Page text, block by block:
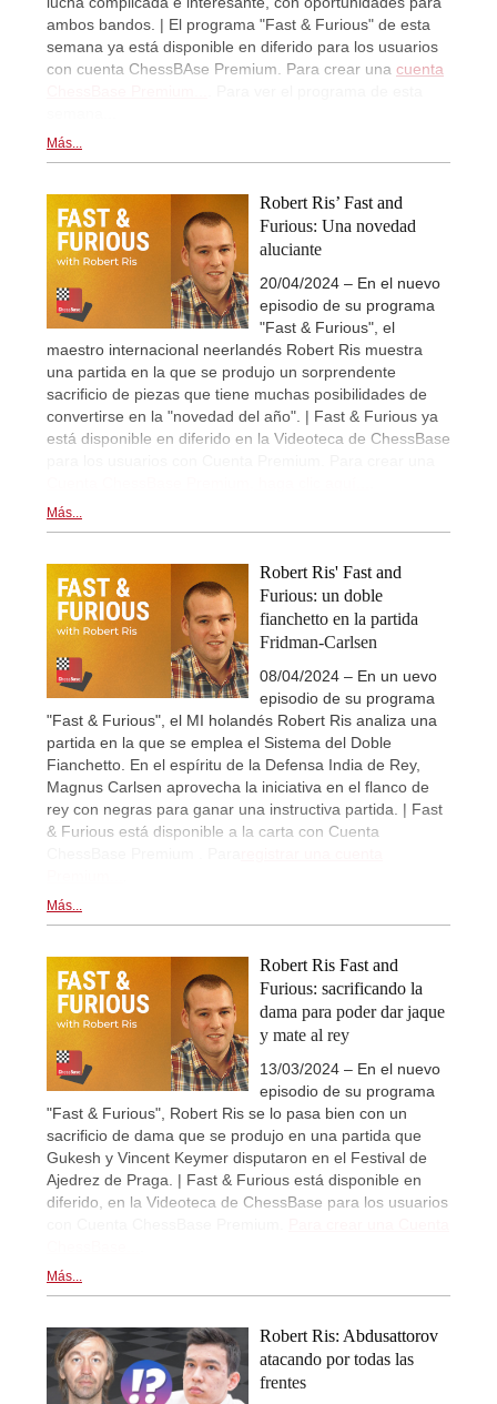
ambos bandos. | El programa "Fast & Furious" de esta
semana ya está disponible en diferido para los usuarios
con cuenta ChessBAse Premium. Para crear una cuenta
Más...
Robert Ris’ Fast and
Furious: Una novedad
aluciante
20/04/2024 – En el nuevo
episodio de su programa
"Fast & Furious", el
maestro internacional neerlandés Robert Ris muestra
una partida en la que se produjo un sorprendente
sacrificio de piezas que tiene muchas posibilidades de
convertirse en la "novedad del año". | Fast & Furious ya
está disponible en diferido en la Videoteca de ChessBase
Más...
Robert Ris' Fast and
Furious: un doble
fianchetto en la partida
Fridman-Carlsen
08/04/2024 – En un uevo
episodio de su programa
"Fast & Furious", el MI holandés Robert Ris analiza una
partida en la que se emplea el Sistema del Doble
Fianchetto. En el espíritu de la Defensa India de Rey,
Magnus Carlsen aprovecha la iniciativa en el flanco de
rey con negras para ganar una instructiva partida. | Fast
& Furious está disponible a la carta con Cuenta
Más...
Robert Ris Fast and
Furious: sacrificando la
dama para poder dar jaque
y mate al rey
13/03/2024 – En el nuevo
episodio de su programa
"Fast & Furious", Robert Ris se lo pasa bien con un
sacrificio de dama que se produjo en una partida que
Gukesh y Vincent Keymer disputaron en el Festival de
Ajedrez de Praga. | Fast & Furious está disponible en
diferido, en la Videoteca de ChessBase para los usuarios
Más...
Robert Ris: Abdusattorov
atacando por todas las
frentes